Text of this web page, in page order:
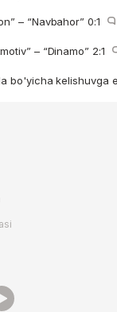
– “Navbahor” 0:1
– “Dinamo” 2:1
bo'yicha kelishuvga